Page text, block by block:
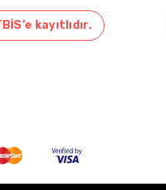
kayıtlıdır.